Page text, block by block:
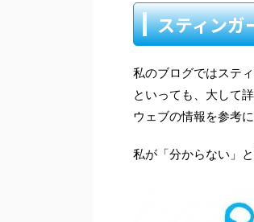
スティンガ
私のブログではステ
といっても、大して
ウェブの情報を参考
私が「分からない」